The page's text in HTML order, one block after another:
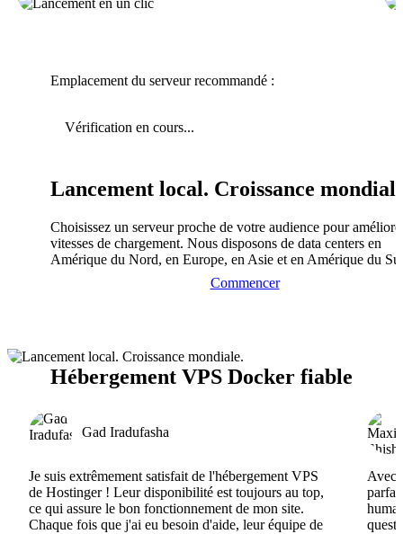
Emplacement du serveur recommandé :
Vérification en cours...
Lancement local. Croissance
Choisissez un serveur proche de votre audience pour
vitesses de chargement. Nous disposons de data centers en
Amérique du Nord, en Europe, en Asie et en Amérique du
Commencer
Hébergement VPS Docker fiable
Gad Iradufasha
Je suis extrêmement satisfait de l'hébergement VPS
de Hostinger ! Leur disponibilité est toujours au top,
ce qui assure le bon fonctionnement de mon site.
Chaque fois que j'ai eu besoin d'aide, leur équipe de
Avec